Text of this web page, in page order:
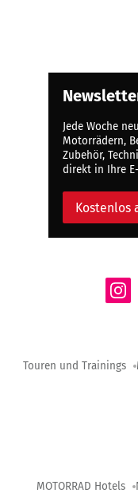
Jede Woche
Motorrädern,
Zubehör,
direkt in Ihre
Kostenlos
Touren und Trainings
MOTORRAD Hotels